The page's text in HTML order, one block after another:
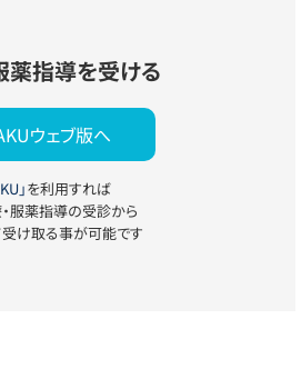
薬指導を受ける
ウェブ版へ
」を利用すれば
服薬指導の受診から
け取る事が可能です